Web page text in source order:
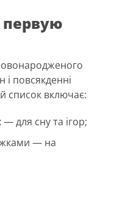
первую
і повсякденні
список включає:
для сну та ігор;
— на